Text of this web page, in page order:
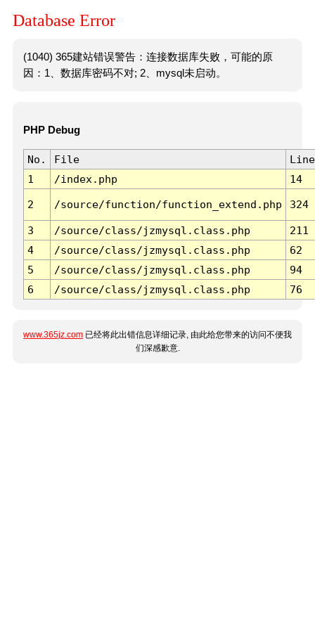
Database Error
(1040) 365建站错误警告：连接数据库失败，可能的原
因：1、数据库密码不对; 2、mysql未启动。
PHP Debug
No. File
Line
1
/index.php 14
2 /source/function/function_extend.php 324
3 /source/class/jzmysql.class.php
211
4
/source/class/jzmysql.class.php
62
5
/source/class/jzmysql.class.php
94
6
/source/class/jzmysql.class.php 76
www.365jz.com 已经将此出错信息详细记录, 由此给您带来的访问不便我
们深感歉意.